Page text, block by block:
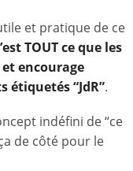
et pratique de ce
TOUT ce que les
encourage
étiquetés “JdR”.
indéfini de “ce
de côté pour le